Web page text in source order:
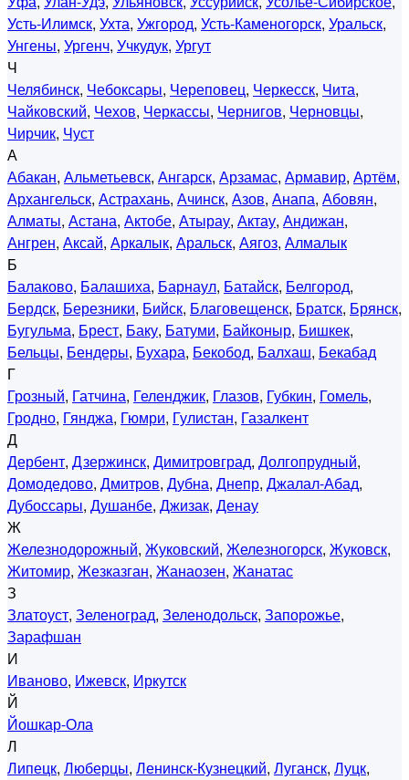
Усть-Илимск, Ухта, Ужгород, Усть-Каменогорск, Уральск,
Унгены, Ургенч, Учкудук, Ургут
Ч
Челябинск, Чебоксары, Череповец, Черкесск, Чита,
Чайковский, Чехов, Черкассы, Чернигов, Черновцы,
Чирчик, Чуст
А
Абакан, Альметьевск, Ангарск, Арзамас, Армавир, Артём,
Архангельск, Астрахань, Ачинск, Азов, Анапа, Абовян,
Алматы, Астана, Актобе, Атырау, Актау, Андижан,
Ангрен, Аксай, Аркалык, Аральск, Аягоз, Алмалык
Б
Балаково, Балашиха, Барнаул, Батайск, Белгород,
Бердск, Березники, Бийск, Благовещенск, Братск, Брянск,
Бугульма, Брест, Баку, Батуми, Байконыр, Бишкек,
Бельцы, Бендеры, Бухара, Бекобод, Балхаш, Бекабад
Г
Грозный, Гатчина, Геленджик, Глазов, Губкин, Гомель,
Гродно, Гянджа, Гюмри, Гулистан, Газалкент
Д
Дербент, Дзержинск, Димитровград, Долгопрудный,
Домодедово, Дмитров, Дубна, Днепр, Джалал-Абад,
Дубоссары, Душанбе, Джизак, Денау
Ж
Железнодорожный, Жуковский, Железногорск, Жуковск,
Житомир, Жезказган, Жанаозен, Жанатас
З
Златоуст, Зеленоград, Зеленодольск, Запорожье,
Зарафшан
И
Иваново, Ижевск, Иркутск
Й
Йошкар-Ола
Л
Липецк, Люберцы, Ленинск-Кузнецкий, Луганск, Луцк,